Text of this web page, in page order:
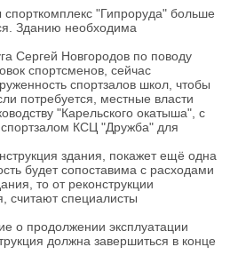
спорткомплекс "Гипроруда" больше
Зданию необходима
Сергей Новгородов по поводу
спортсменов, сейчас
спортзалов школ, чтобы
потребуется, местные власти
"Карельского окатыша", с
спортзалом КСЦ "Дружба" для
здания, покажет ещё одна
будет сопоставима с расходами
то от реконструкции
считают специалисты
о продолжении эксплуатации
должна завершиться в конце